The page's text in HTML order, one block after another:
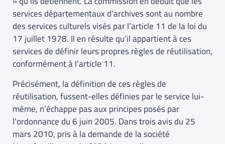
services départementaux d’archives sont au nombre
des services culturels visés par l’article 11 de la loi du
17 juillet 1978. Il en résulte qu’il appartient à ces
services de définir leurs propres règles de réutilisation,
conformément à l’article 11.
Précisément, la définition de ces règles de
réutilisation, fussent-elles définies par le service lui-
même, n’échappe pas aux principes posés par
l’ordonnance du 6 juin 2005. Dans trois avis du 25
mars 2010, pris à la demande de la société